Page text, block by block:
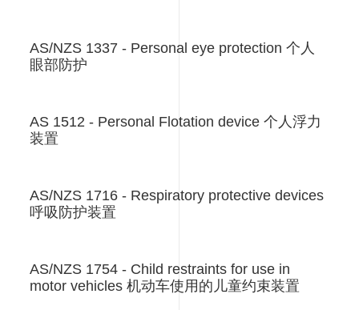
AS/NZS 1337 - Personal eye protection 个人
眼部防护
AS 1512 - Personal Flotation device 个人浮力
装置
AS/NZS 1716 - Respiratory protective devices
呼吸防护装置
AS/NZS 1754 - Child restraints for use in
motor vehicles 机动车使用的儿童约束装置